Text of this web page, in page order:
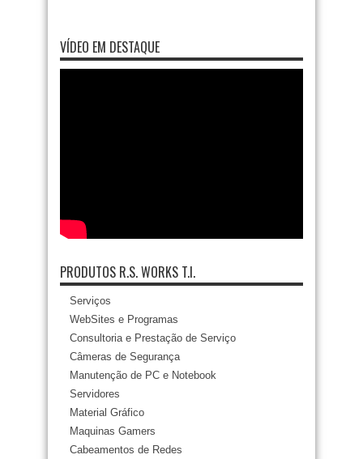
VÍDEO EM DESTAQUE
PRODUTOS R.S. WORKS T.I.
Serviços
WebSites e Programas
Consultoria e Prestação de Serviço
Câmeras de Segurança
Manutenção de PC e Notebook
Servidores
Material Gráfico
Maquinas Gamers
Cabeamentos de Redes